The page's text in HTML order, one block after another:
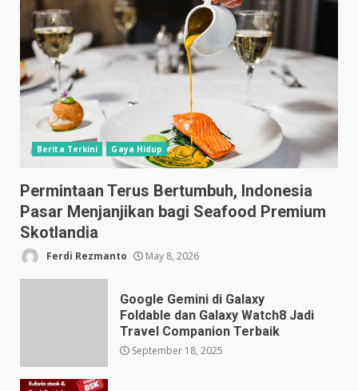
Berita Terkini Gaya Hidup
Permintaan Terus Bertumbuh, Indonesia
Pasar Menjanjikan bagi Seafood Premium
Skotlandia
Ferdi Rezmanto May 8, 2026
Google Gemini di Galaxy
Foldable dan Galaxy Watch8 Jadi
Travel Companion Terbaik
September 18, 2025